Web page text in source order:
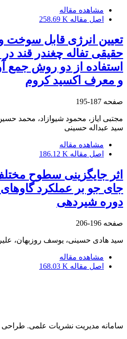
مشاهده مقاله
اصل مقاله 258.69 K
تعیین انرژی قابل سوخت
حقیقی تفاله چغندر قند
استفاده از دو روش جمع
و معرف اکسید کروم
صفحه 187-195
مجتبی ایاز، محمود شیوازاد، محمد
سید عبداله حسینی
مشاهده مقاله
اصل مقاله 186.12 K
اثر جایگزینی سطوح
جای جو بر عملکرد گاوهای
دوره شیردهی
صفحه 196-206
سید هادی حسینی، یوسف روزبهان،
مشاهده مقاله
اصل مقاله 168.03 K
سامانه مدیریت نشریات علمی. طراحی